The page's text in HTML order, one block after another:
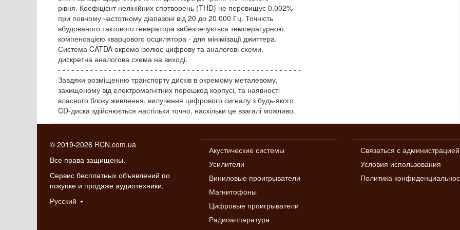
рівня. Коефіцієнт нелінійних спотворень (THD) не перевищує 0.002%
при повному частотному діапазоні від 20 до 20 000 Гц. Точність
вбудованого тактового генератора забезпечується температурною
компенсацією кварцового осцилятора - для мінімізації джиттера.
Система CATDA окремо ізолює цифрову та аналогові схеми,
дискретна аналогова схема на виході.
- - - - - - - - - - - - - - - - - - - - - - - - - - - - - - - - - - - - - - - - - - - - - - - - - - - - -
Завдяки розміщенню транспорту дисків в окремому металевому,
захищеному від електромагнітних перешкод корпусі, та наявності
власного блоку живлення, вилучення цифрового сигналу з будь-якого
CD-диска здійснюється настільки точно, наскільки це взагалі можливо.
© 2019-2026 RCN.com.ua
Все права защищены.
Сервис бесплатных объявлений по
покупке и продаже аудиотехники.
Русский
Акустические системы
Усилители
Виниловые проигрыватели
Магнитофоны
Цифровые проигрыватели
Радиоаппаратура
Связаться с администрацией
Условия использования
Политика